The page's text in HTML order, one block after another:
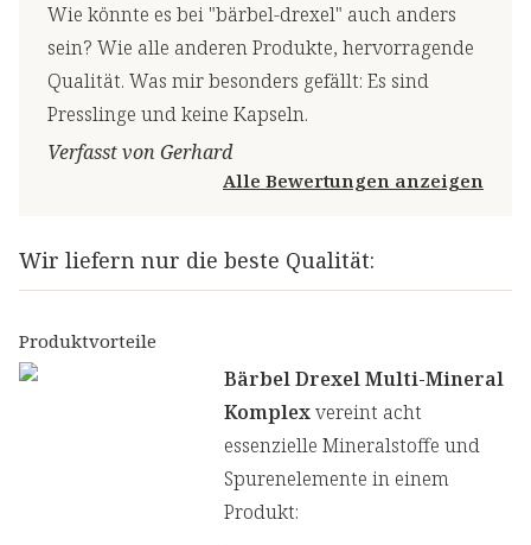
Wie könnte es bei "bärbel-drexel" auch anders
sein? Wie alle anderen Produkte, hervorragende
Qualität. Was mir besonders gefällt: Es sind
Presslinge und keine Kapseln.
Verfasst von Gerhard
Alle Bewertungen anzeigen
Wir liefern nur die beste Qualität:
Produktvorteile
Bärbel Drexel Multi-Mineral
Komplexvereint acht
essenzielle Mineralstoffe und
Spurenelemente in einem
Produkt: